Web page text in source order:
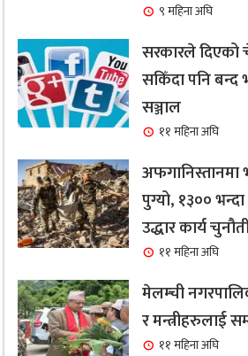
९ महिना अघि
सरकारले
सकिँदा पनि
सञ्जाल
११ महिना अघि
अफगानिस्तानमा
पुग्यो, १३००
उद्धार कार्य
११ महिना अघि
मेलम्ची
र मन्त्रीहरुलाई
११ महिना अघि